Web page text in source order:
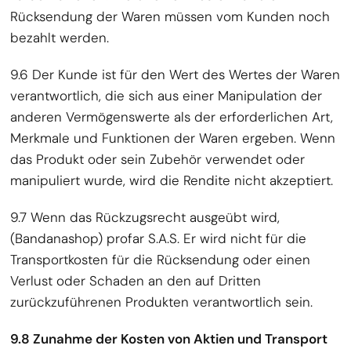
Rücksendung der Waren müssen vom Kunden noch
bezahlt werden.
9.6 Der Kunde ist für den Wert des Wertes der Waren
verantwortlich, die sich aus einer Manipulation der
anderen Vermögenswerte als der erforderlichen Art,
Merkmale und Funktionen der Waren ergeben. Wenn
das Produkt oder sein Zubehör verwendet oder
manipuliert wurde, wird die Rendite nicht akzeptiert.
9.7 Wenn das Rückzugsrecht ausgeübt wird,
(Bandanashop) profar S.A.S. Er wird nicht für die
Transportkosten für die Rücksendung oder einen
Verlust oder Schaden an den auf Dritten
zurückzuführenen Produkten verantwortlich sein.
9.8 Zunahme der Kosten von Aktien und Transport